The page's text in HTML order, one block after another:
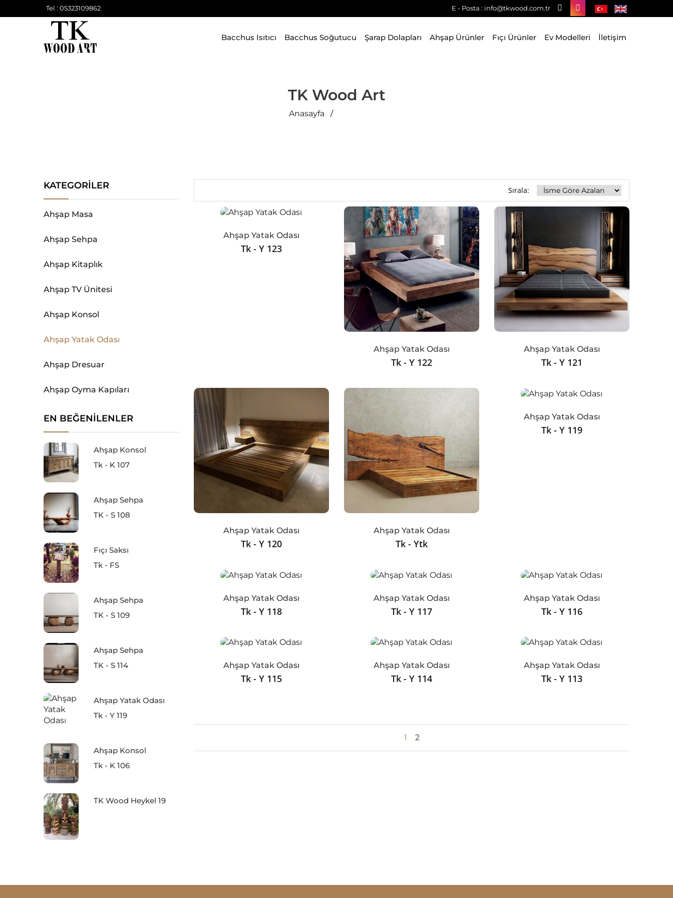
Tel : 05323109862 E - Posta : info@tkwood.com.tr
Bacchus Isıtıcı Bacchus Soğutucu Şarap Dolapları Ahşap Ürünler Fıçı Ürünler Ev Modelleri İletişim
TK Wood Art
Anasayfa
KATEGORILER
Ahşap Masa
Ahşap Sehpa
Ahşap Kitaplık
Ahşap TV Ünitesi
Ahşap Konsol
Ahşap Yatak Odası
Ahşap Dresuar
Ahşap Oyma Kapıları
EN BEĞENILENLER
Ahşap Konsol
Tk - K 107
Ahşap Sehpa
TK - S 108
Fıçı Saksı
Tk - FS
Ahşap Sehpa
TK - S 109
Ahşap Sehpa
TK - S 114
Ahşap Yatak Odası
Tk - Y 119
Ahşap Konsol
Tk - K 106
TK Wood Heykel 19
Sırala:
Ahşap Yatak Odası
Tk - Y 123
Ahşap Yatak Odası
Tk - Y 122
Ahşap Yatak Odası
Tk - Y 121
Ahşap Yatak Odası
Tk - Y 120
Ahşap Yatak Odası
Tk - Ytk
Ahşap Yatak Odası
Tk - Y 119
Ahşap Yatak Odası
Tk - Y 118
Ahşap Yatak Odası
Tk - Y 117
Ahşap Yatak Odası
Tk - Y 116
Ahşap Yatak Odası
Tk - Y 115
Ahşap Yatak Odası
Tk - Y 114
Ahşap Yatak Odası
Tk - Y 113
1 2